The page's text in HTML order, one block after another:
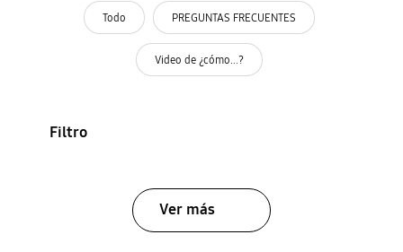
Todo PREGUNTAS FRECUENTES
Video de ¿cómo...?
Filtro
Ver más